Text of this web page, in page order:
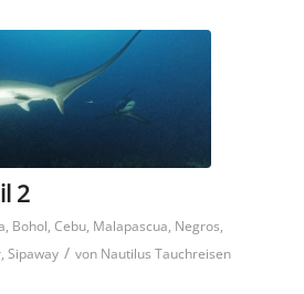
2
, Bohol, Cebu, Malapascua, Negros,
, Sipaway / von Nautilus Tauchreisen